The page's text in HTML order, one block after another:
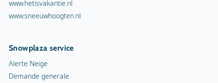
www.hetisvakantie.nl
www.sneeuwhoogten.nl
Snowplaza service
Alerte Neige
Demande generale